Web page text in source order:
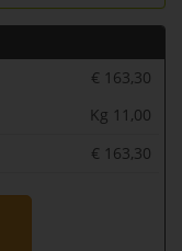
€ 163,30
Kg 11,00
€ 163,30